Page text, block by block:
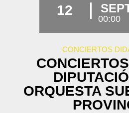
12
00:00
CONCIERTOS
ORQUESTA